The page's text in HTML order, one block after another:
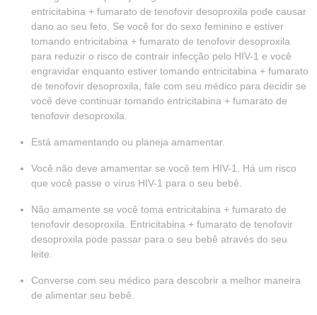
entricitabina + fumarato de tenofovir desoproxila pode causar
dano ao seu feto. Se você for do sexo feminino e estiver
tomando entricitabina + fumarato de tenofovir desoproxila
para reduzir o risco de contrair infecção pelo HIV-1 e você
engravidar enquanto estiver tomando entricitabina + fumarato
de tenofovir desoproxila, fale com seu médico para decidir se
você deve continuar tomando entricitabina + fumarato de
tenofovir desoproxila.
Está amamentando ou planeja amamentar.
Você não deve amamentar se você tem HIV-1. Há um risco
que você passe o vírus HIV-1 para o seu bebê.
Não amamente se você toma entricitabina + fumarato de
tenofovir desoproxila. Entricitabina + fumarato de tenofovir
desoproxila pode passar para o seu bebê através do seu
leite.
Converse com seu médico para descobrir a melhor maneira
de alimentar seu bebê.